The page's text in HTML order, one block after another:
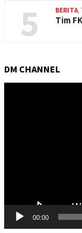
5 BERITA,
Tim
DM CHANNEL
00:00